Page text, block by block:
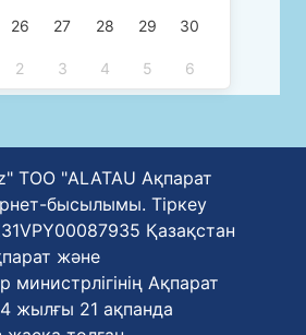
26 27 28 29 30
2 3 4 5 6
ТОО "ALATAU Ақпарат
бысылымы. Тіркеу
Қазақстан
және
Ақпарат
жылғы 21 ақпанда